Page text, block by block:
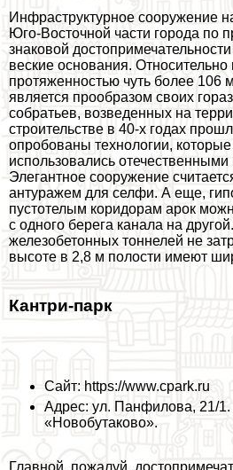
Инфраструктурное сооружение
Юго-Восточной части города по
знаковой
веские основания.
протяженностью чуть более 106
является прообразом своих
собратьев, возведенных на
строительстве в 40-х годах
опробованы технологии,
использовались
Элегантное сооружение
антуражем для селфи. А еще,
пустотелым коридорам арок
с одного берега канала на
железобетонных тоннелей не
высоте в 2,8 м полости имеют
Кантри-парк
Сайт: https://www.cpark.ru
Адрес: ул. Панфилова, 21/1.
«Новобутаково».